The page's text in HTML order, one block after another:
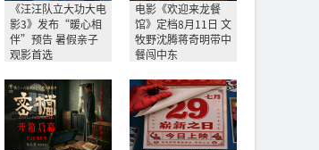
《汪汪队立大功大电
影3》发布“暖心相
伴”预告 暑假亲子
观影首选
电影《欢迎来龙餐
馆》定档8月11日 文
牧野沈腾蒋奇明带中
餐闯中东